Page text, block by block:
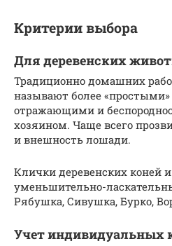
Критерии выбора
Для деревенских
Традиционно домашних
называют более
отражающими и
хозяином. Чаще всего
и внешность лошади.
Клички деревенских коней
уменьшительно-
Рябушка, Сивушка, Бурко,
Учет индивидуальных